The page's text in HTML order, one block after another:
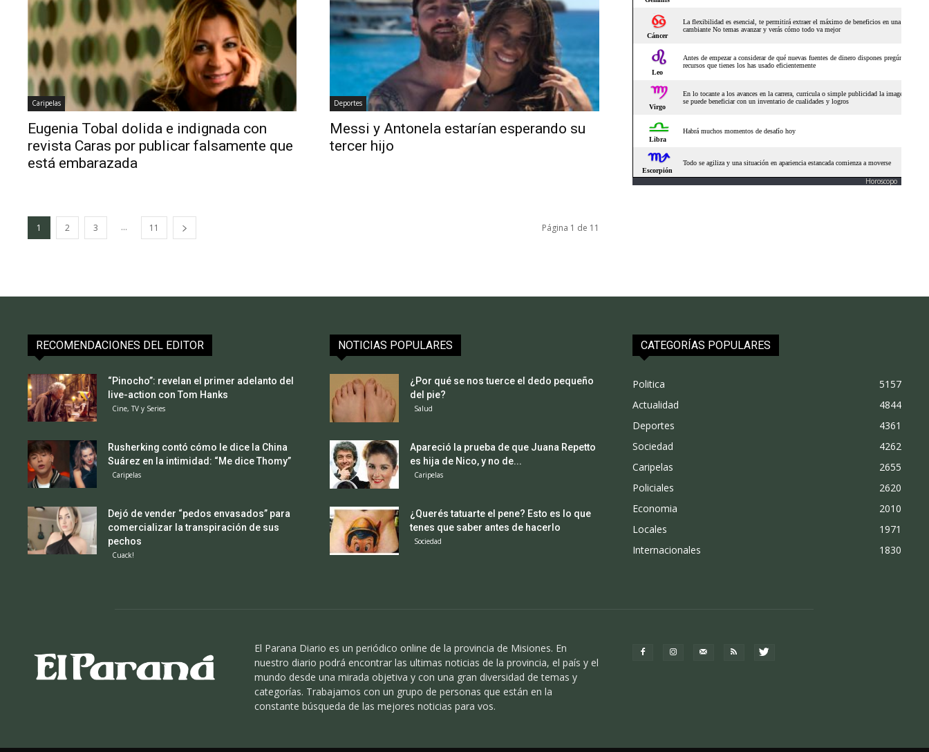
Caripelas
Eugenia Tobal dolida e indignada con
revista Caras por publicar falsamente que
está embarazada
Deportes
Messi y Antonela estarían esperando su
tercer hijo
1 2 3 ... 11 Página 1 de 11
Horoscopo
RECOMENDACIONES DEL EDITOR
“Pinocho”: revelan el primer adelanto del
live-action con Tom Hanks
Cine, TV y Series
Rusherking contó cómo le dice la China
Suárez en la intimidad: “Me dice Thomy”
Caripelas
Dejó de vender “pedos envasados” para
comercializar la transpiración de sus
pechos
Cuack!
NOTICIAS POPULARES
¿Por qué se nos tuerce el dedo pequeño
del pie?
Salud
Apareció la prueba de que Juana Repetto
es hija de Nico, y no de...
Caripelas
¿Querés tatuarte el pene? Esto es lo que
tenes que saber antes de hacerlo
Sociedad
CATEGORÍAS POPULARES
Politica
5157
Actualidad
4844
Deportes
4361
Sociedad
4262
Caripelas
2655
Policiales
2620
Economia
2010
Locales
1971
Internacionales
1830
El Parana Diario es un periódico online de la provincia de Misiones. En
nuestro diario podrá encontrar las ultimas noticias de la provincia, el país y el
mundo desde una mirada objetiva y con una gran diversidad de temas y
categorías. Trabajamos con un grupo de personas que están en la
constante búsqueda de las mejores noticias para vos.